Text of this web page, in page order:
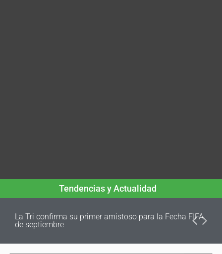
Tendencias y Actualidad
La Tri confirma su primer amistoso para la Fecha FIFA
de septiembre